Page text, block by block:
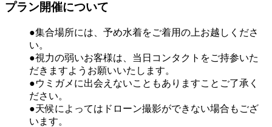
プラン開催について
●集合場所には、予め水着をご着用の上お越しくださ
い。
●視力の弱いお客様は、当日コンタクトをご持参いた
だきますようお願いいたします。
●ウミガメに出会えないこともありますことご了承く
ださい。
●天候によってはドローン撮影ができない場合もござ
います。